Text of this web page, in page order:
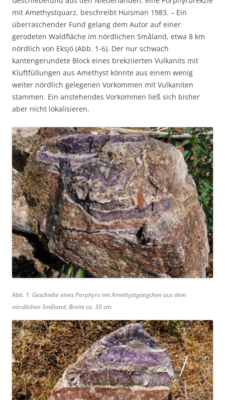
mit Amethystquarz, beschreibt Huisman 1983. – Ein
überraschender Fund gelang dem Autor auf einer
gerodeten Waldfläche im nördlichen Småland, etwa 8 km
nördlich von Eksjö (Abb. 1-6). Der nur schwach
kantengerundete Block eines brekziierten Vulkanits mit
Kluftfüllungen aus Amethyst könnte aus einem wenig
weiter nördlich gelegenen Vorkommen mit Vulkaniten
stammen. Ein anstehendes Vorkommen ließ sich bisher
aber nicht lokalisieren.
Abb. 1: Geschiebe eines Porphyrs mit Amethystgängchen aus dem
nördlichen Småland, Breite ca. 30 cm.